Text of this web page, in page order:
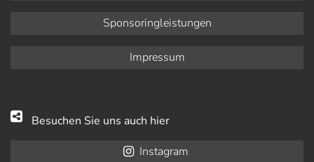
Sponsoringleistungen
Impressum
Besuchen Sie uns auch hier
Instagram